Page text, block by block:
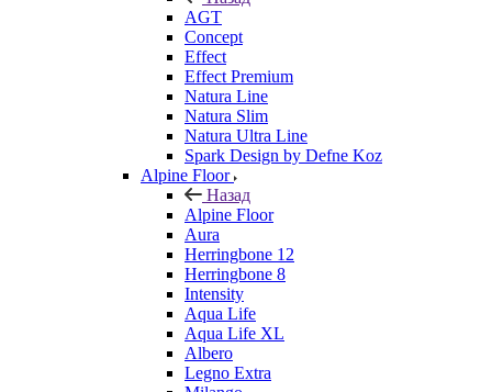
AGT
Concept
Effect
Effect Premium
Natura Line
Natura Slim
Natura Ultra Line
Spark Design by Defne Koz
Alpine Floor
Назад
Alpine Floor
Aura
Herringbone 12
Herringbone 8
Intensity
Aqua Life
Aqua Life XL
Albero
Legno Extra